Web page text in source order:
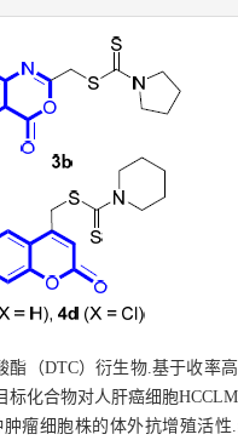
（DTC）衍生物.基于收率
化合物对人肝癌细胞
瘤细胞株的体外抗增殖活